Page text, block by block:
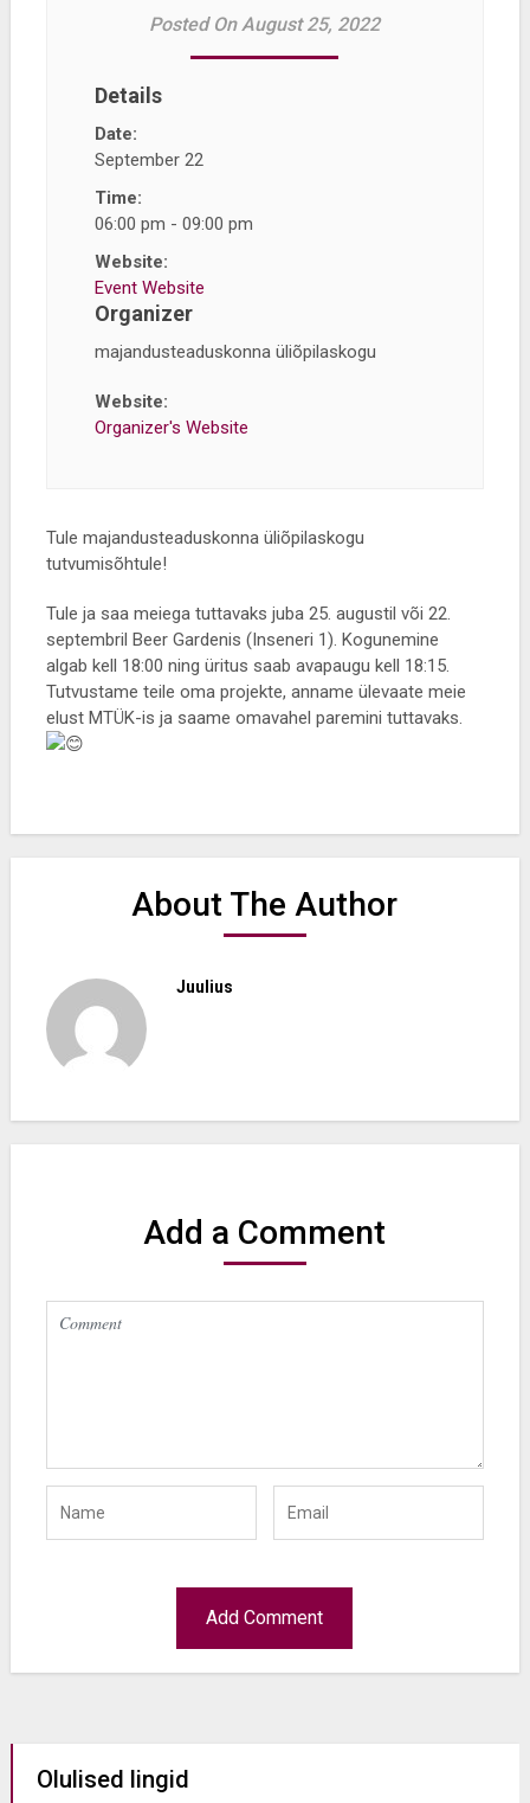
Posted On August 25, 2022
Details
Date:
September 22
Time:
06:00 pm - 09:00 pm
Website:
Event Website
Organizer
majandusteaduskonna üliõpilaskogu
Website:
Organizer's Website
Tule majandusteaduskonna üliõpilaskogu
tutvumisõhtule!
Tule ja saa meiega tuttavaks juba 25. augustil või 22.
septembril Beer Gardenis (Inseneri 1). Kogunemine
algab kell 18:00 ning üritus saab avapaugu kell 18:15.
Tutvustame teile oma projekte, anname ülevaate meie
elust MTÜK-is ja saame omavahel paremini tuttavaks.
About The Author
Juulius
Add a Comment
Olulised lingid